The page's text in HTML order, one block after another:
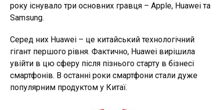
року існувало три основних гравця – Apple, Huawei та
Samsung.
Серед них Huawei – це китайський технологічний
гігант першого рівня. Фактично, Huawei вирішила
увійти в цю сферу після пізнього старту в бізнесі
смартфонів. В останні роки смартфони стали дуже
популярним продуктом у Китаї.